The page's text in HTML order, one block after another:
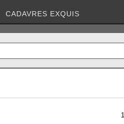
CADAVRES EXQUIS
1